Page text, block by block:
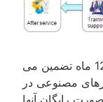
ما کیفیت قطعات اصلی را در مدت 12 ماه تضمین می
مصنوعی در